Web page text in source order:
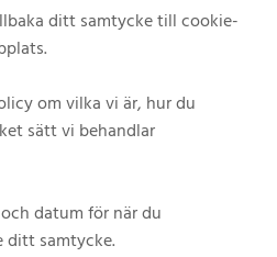
ditt samtycke till cookie-
om vilka vi är, hur du
sätt vi behandlar
datum för när du
ditt samtycke.